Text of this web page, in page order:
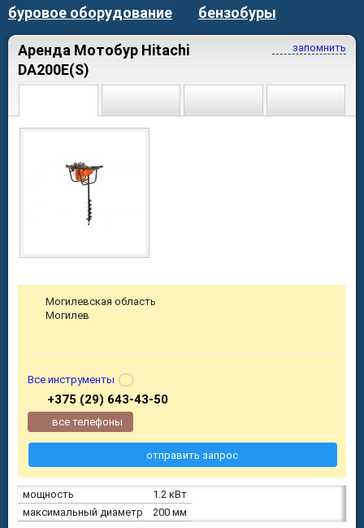
буровое оборудование бензобуры
запомнить
Аренда Мотобур Hitachi
DA200E(S)
мощность
1.2 кВт
максимальный диаметр
200 мм
Могилевская область
Могилев
Все инструменты
+375 (29) 643-43-50
все телефоны
отправить запрос